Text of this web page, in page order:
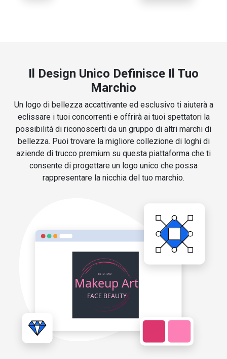
Il Design Unico Definisce Il Tuo
Marchio
Un logo di bellezza accattivante ed esclusivo ti aiuterà a
eclissare i tuoi concorrenti e offrirà ai tuoi spettatori la
possibilità di riconoscerti da un gruppo di altri marchi di
bellezza. Puoi trovare la migliore collezione di loghi di
aziende di trucco premium su questa piattaforma che ti
consente di progettare un logo unico che possa
rappresentare la nicchia del tuo marchio.